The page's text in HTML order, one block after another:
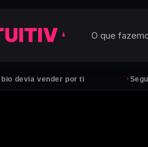
vender por ti Seguidores
O que